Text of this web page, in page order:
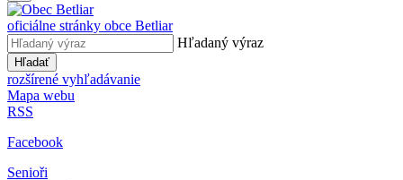
oficiálne stránky obce Betliar
Hľadaný výraz
Hľadať
rozšírené vyhľadávanie
Mapa webu
RSS
Facebook
Senioři